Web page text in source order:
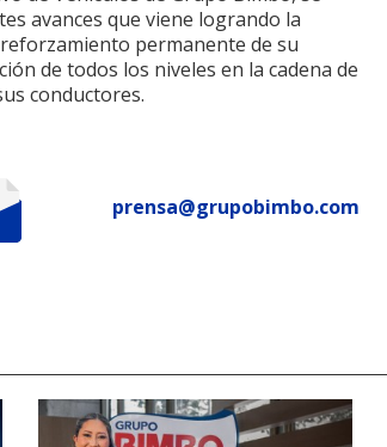
avances que viene logrando la
permanente de su
de todos los niveles en la cadena de
conductores.
prensa@grupobimbo.com